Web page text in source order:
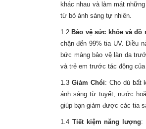
khác nhau và làm mát
từ bỏ ánh sáng tự nhiên.
1.2 Bảo vệ sức khỏe và đồ
chặn đến 99% tia UV. Điều
bức màngbảo vệ làn da
và trẻ em trước tác động của
1.3 Giảm Chói: Cho dù bất
ánh sáng từ tuyết, nước
giúp bạn giảm được các tia
1.4 Tiết kiệm năng lượng: